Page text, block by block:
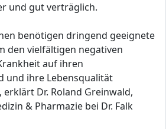
und gut verträglich.
benötigen dringend geeignete
den vielfältigen negativen
auf ihren
und ihre Lebensqualität
Dr. Roland Greinwald,
& Pharmazie bei Dr. Falk